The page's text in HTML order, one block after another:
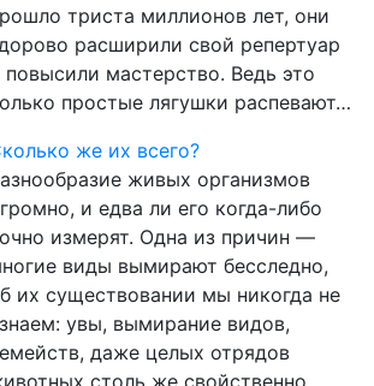
триста миллионов лет, они
расширили свой репертуар
повысили мастерство. Ведь это
простые лягушки распевают…
же их всего?
живых организмов
и едва ли его когда-либо
измерят. Одна из причин —
виды вымирают бесследно,
их существовании мы никогда не
увы, вымирание видов,
даже целых отрядов
столь же свойственно